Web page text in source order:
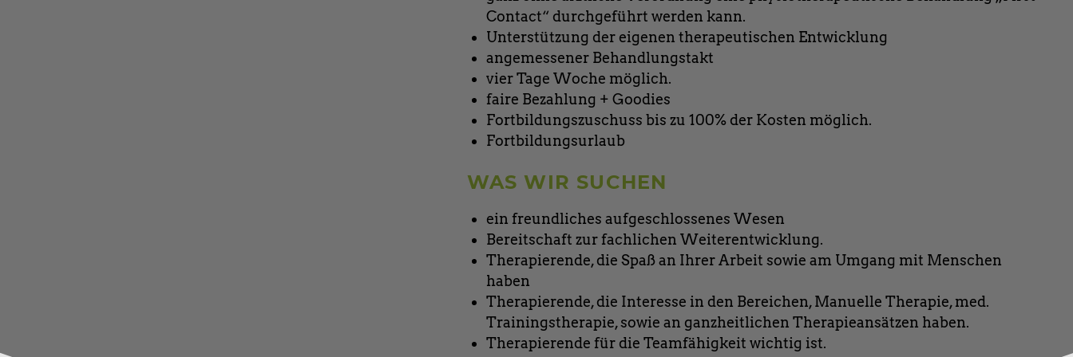
Contact“ durchgeführt werden kann.
Unterstützung der eigenen therapeutischen Entwicklung
angemessener Behandlungstakt
vier Tage Woche möglich.
faire Bezahlung + Goodies
Fortbildungszuschuss bis zu 100% der Kosten möglich.
Fortbildungsurlaub
WAS WIR SUCHEN
ein freundliches aufgeschlossenes Wesen
Bereitschaft zur fachlichen Weiterentwicklung.
Therapierende, die Spaß an Ihrer Arbeit sowie am Umgang mit Menschen
haben
Therapierende, die Interesse in den Bereichen, Manuelle Therapie, med.
Trainingstherapie, sowie an ganzheitlichen Therapieansätzen haben.
Therapierende für die Teamfähigkeit wichtig ist.